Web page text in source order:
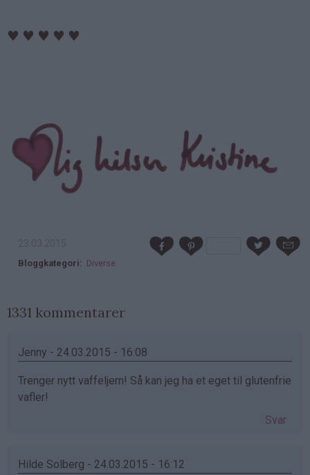
♥ ♥ ♥ ♥ ♥
Bloggkategori Diverse
1331 kommentarer
Jenny - 24.03.2015 - 16:08
Trenger nytt vaffeljern! Så kan jeg ha et eget til glutenfrie
vafler!
Svar
Hilde Solberg - 24.03.2015 - 16:12